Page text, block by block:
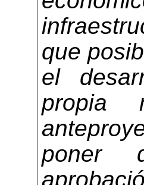
que
el
propia
poner